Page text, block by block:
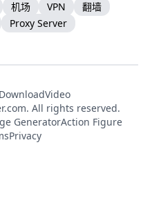
机场 VPN
翻墙
Proxy Server
. All rights reserved.
GeneratorAction Figure
Privacy